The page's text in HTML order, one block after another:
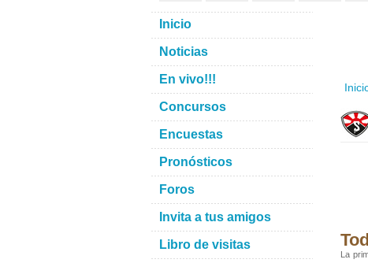
La
Inicio
Noticias
En vivo!!!
Concursos
Encuestas
Pronósticos
Foros
Invita a tus amigos
Libro de visitas